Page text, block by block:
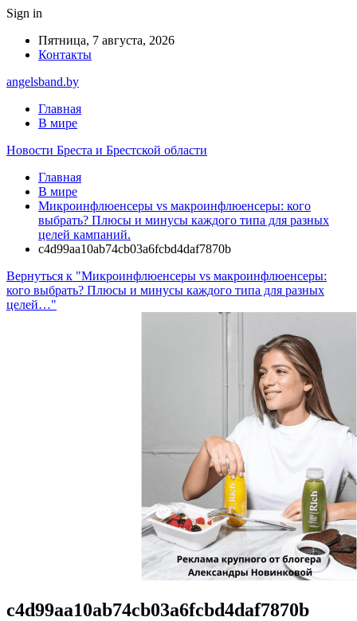
Sign in
Пятница, 7 августа, 2026
Контакты
angelsband.by
Главная
В мире
Новости Бреста и Брестской области
Главная
В мире
Микроинфлюенсеры vs макроинфлюенсеры: кого
выбрать? Плюсы и минусы каждого типа для разных
целей кампаний.
c4d99aa10ab74cb03a6fcbd4daf7870b
Вернуться к "Микроинфлюенсеры vs макроинфлюенсеры:
кого выбрать? Плюсы и минусы каждого типа для разных
целей…"
c4d99aa10ab74cb03a6fcbd4daf7870b